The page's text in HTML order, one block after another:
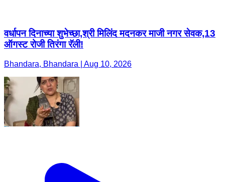
वर्धापन दिनाच्या शुभेच्छा,श्री मिलिंद मदनकर माजी नगर सेवक,13
ऑगस्ट रोजी तिरंगा रॅली!
Bhandara, Bhandara | Aug 10, 2026